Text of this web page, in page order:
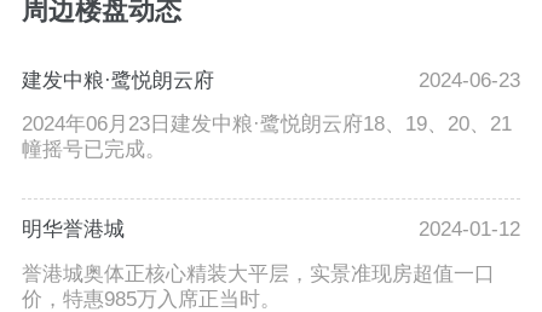
周边楼盘动态
建发中粮·鹭悦朗云府
2024-06-23
2024年06月23日建发中粮·鹭悦朗云府18、19、20、21
幢摇号已完成。
明华誉港城
2024-01-12
誉港城奥体正核心精装大平层，实景准现房超值一口
价，特惠985万入席正当时。